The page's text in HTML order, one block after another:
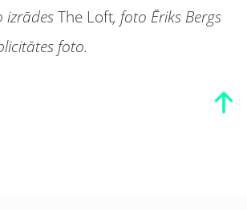
izrādesThe Loft, foto Ēriks Bergs
foto.